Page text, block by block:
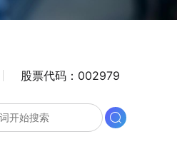
股票代码： 002979